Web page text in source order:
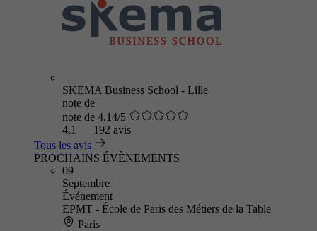
SKEMA Business School - Lille
note de
note de 4.14/5
4.1 — 192 avis
Tous les avis
PROCHAINS ÉVÈNEMENTS
09
Septembre
Événement
EPMT - École de Paris des Métiers de la Table
Paris